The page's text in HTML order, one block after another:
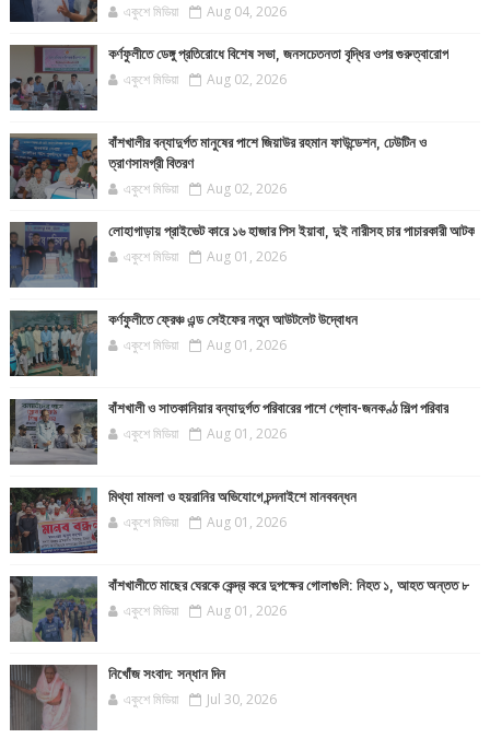
একুশে মিডিয়া Aug 04, 2026
কর্ণফুলীতে ডেঙ্গু প্রতিরোধে বিশেষ সভা, জনসচেতনতা বৃদ্ধির ওপর গুরুত্বারোপ
একুশে মিডিয়া Aug 02, 2026
বাঁশখালীর বন্যাদুর্গত মানুষের পাশে জিয়াউর রহমান ফাউন্ডেশন, ঢেউটিন ও
ত্রাণসামগ্রী বিতরণ
একুশে মিডিয়া Aug 02, 2026
লোহাগাড়ায় প্রাইভেট কারে ১৬ হাজার পিস ইয়াবা, দুই নারীসহ চার পাচারকারী আটক
একুশে মিডিয়া Aug 01, 2026
কর্ণফুলীতে ফ্রেঞ্চ এন্ড সেইফের নতুন আউটলেট উদ্বোধন
একুশে মিডিয়া Aug 01, 2026
বাঁশখালী ও সাতকানিয়ার বন্যাদুর্গত পরিবারের পাশে গ্লোব-জনকণ্ঠ শিল্প পরিবার
একুশে মিডিয়া Aug 01, 2026
মিথ্যা মামলা ও হয়রানির অভিযোগে চন্দনাইশে মানববন্ধন
একুশে মিডিয়া Aug 01, 2026
বাঁশখালীতে মাছের ঘেরকে কেন্দ্র করে দুপক্ষের গোলাগুলি: নিহত ১, আহত অন্তত ৮
একুশে মিডিয়া Aug 01, 2026
নিখোঁজ সংবাদ: সন্ধান দিন
একুশে মিডিয়া Jul 30, 2026